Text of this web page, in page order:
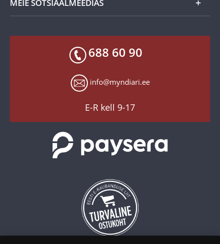
Toodete kohaletoimetamine
MEIE SOTSIAALMEEDIAS
Facebook
688 60 90
info@myndiari.ee
E-R kell 9-17